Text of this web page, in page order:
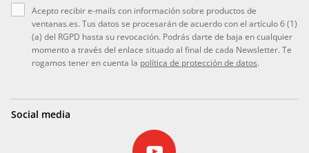
Acepto recibir e-mails con información sobre productos de
ventanas.es. Tus datos se procesarán de acuerdo con el artículo 6 (1)
(a) del RGPD hasta su revocación. Podrás darte de baja en cualquier
momento a través del enlace situado al final de cada Newsletter. Te
rogamos tener en cuenta la política de protección de datos.
Social media